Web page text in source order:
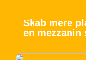
Skab mere
en mezzanin